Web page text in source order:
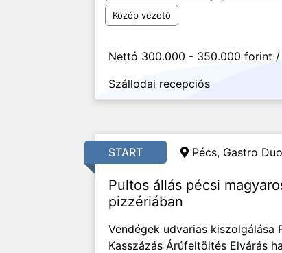
Közép vezető
Nettó 300.000 - 350.000 forint /
Szállodai recepciós
START Pécs, Gastro
Pultos állás pécsi
pizzériában
Vendégek udvarias
Kasszázás Árúfeltöltés Elvárás